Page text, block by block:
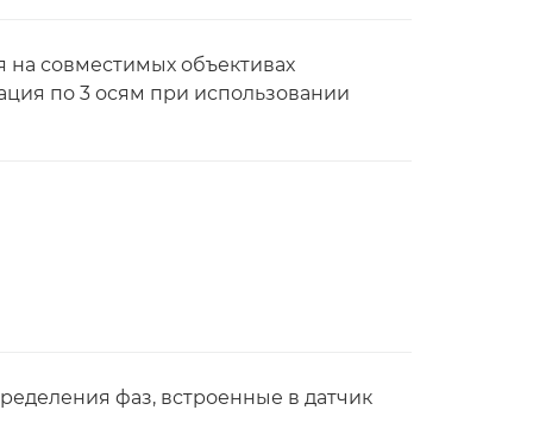
совместимых объективах
по 3 осям при использовании
фаз, встроенные в датчик